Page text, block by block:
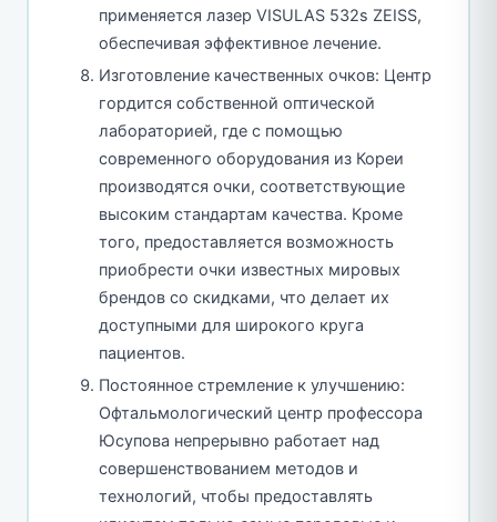
применяется лазер VISULAS 532s ZEISS,
обеспечивая эффективное лечение.
Изготовление качественных очков: Центр
гордится собственной оптической
лабораторией, где с помощью
современного оборудования из Кореи
производятся очки, соответствующие
высоким стандартам качества. Кроме
того, предоставляется возможность
приобрести очки известных мировых
брендов со скидками, что делает их
доступными для широкого круга
пациентов.
Постоянное стремление к улучшению:
Офтальмологический центр профессора
Юсупова непрерывно работает над
совершенствованием методов и
технологий, чтобы предоставлять